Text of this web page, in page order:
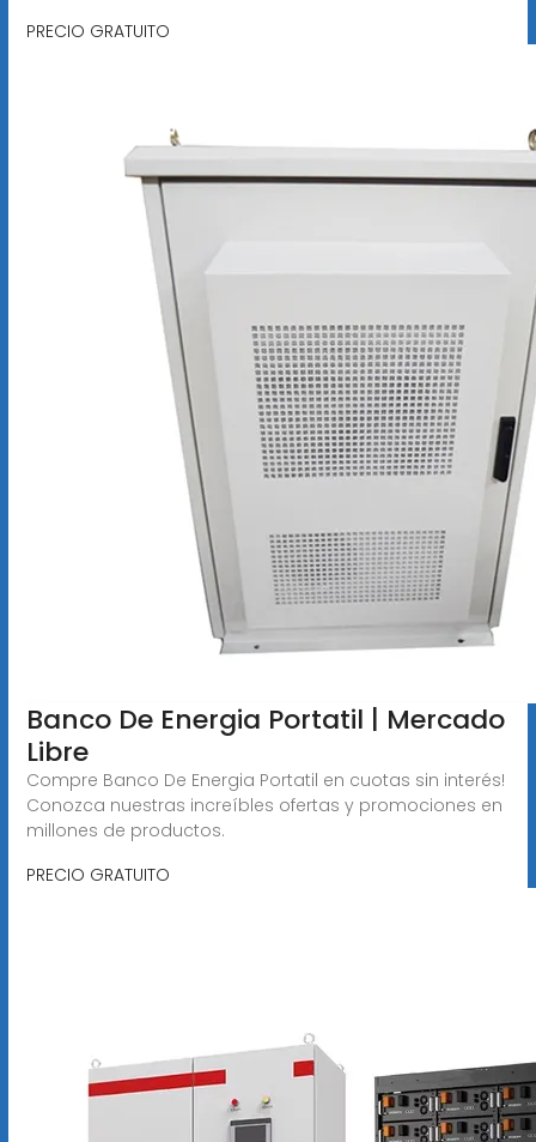
PRECIO GRATUITO
Banco De Energia Portatil | Mercado
Libre
Compre Banco De Energia Portatil en cuotas sin interés!
Conozca nuestras increíbles ofertas y promociones en
millones de productos.
PRECIO GRATUITO